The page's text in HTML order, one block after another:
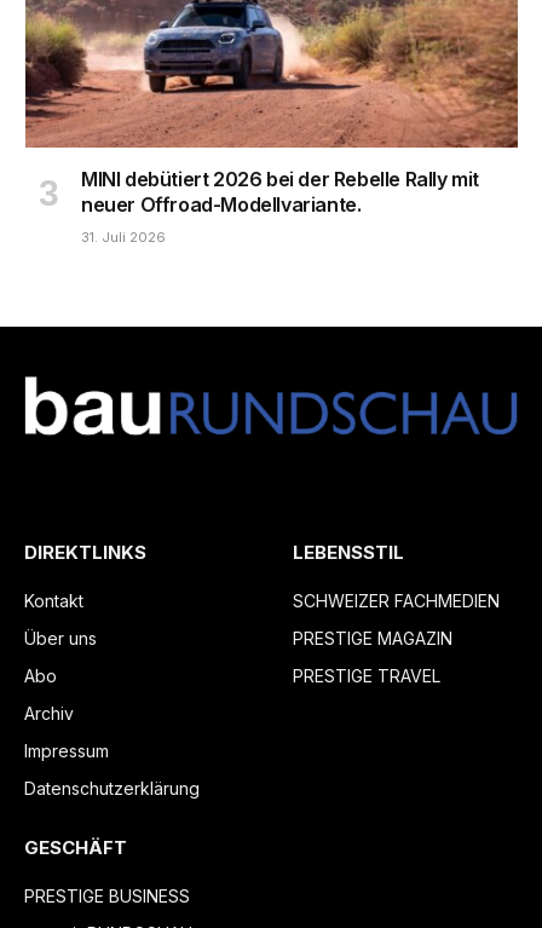
MINI debütiert 2026 bei der Rebelle Rally mit
neuer Offroad-Modellvariante.
31. Juli 2026
DIREKTLINKS
Kontakt
Über uns
Abo
Archiv
Impressum
Datenschutzerklärung
LEBENSSTIL
SCHWEIZER FACHMEDIEN
PRESTIGE MAGAZIN
PRESTIGE TRAVEL
GESCHÄFT
PRESTIGE BUSINESS